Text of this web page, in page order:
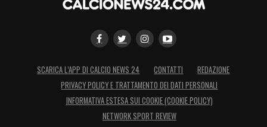
SCARICA L’APP DI CALCIO NEWS 24 CONTATTI
REDAZIONE
PRIVACY POLICY E TRATTAMENTO DEI DATI PERSONALI
INFORMATIVA ESTESA SUI COOKIE (COOKIE POLICY)
NETWORK SPORT REVIEW